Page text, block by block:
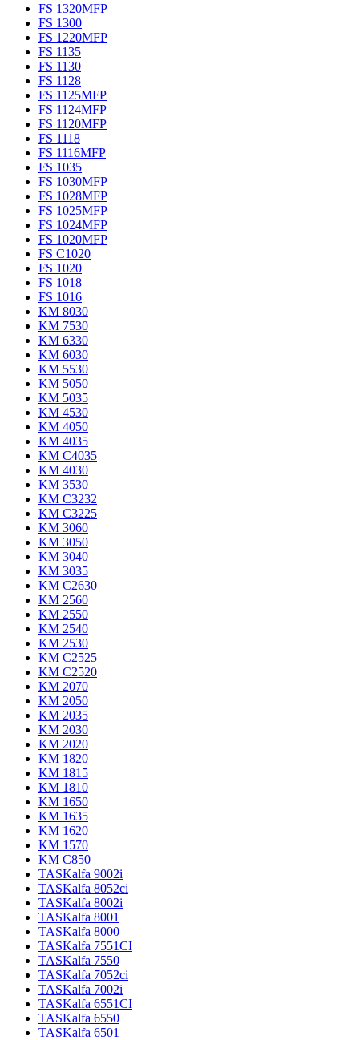
FS 1320MFP
FS 1300
FS 1220MFP
FS 1135
FS 1130
FS 1128
FS 1125MFP
FS 1124MFP
FS 1120MFP
FS 1118
FS 1116MFP
FS 1035
FS 1030MFP
FS 1028MFP
FS 1025MFP
FS 1024MFP
FS 1020MFP
FS C1020
FS 1020
FS 1018
FS 1016
KM 8030
KM 7530
KM 6330
KM 6030
KM 5530
KM 5050
KM 5035
KM 4530
KM 4050
KM 4035
KM C4035
KM 4030
KM 3530
KM C3232
KM C3225
KM 3060
KM 3050
KM 3040
KM 3035
KM C2630
KM 2560
KM 2550
KM 2540
KM 2530
KM C2525
KM C2520
KM 2070
KM 2050
KM 2035
KM 2030
KM 2020
KM 1820
KM 1815
KM 1810
KM 1650
KM 1635
KM 1620
KM 1570
KM C850
TASKalfa 9002i
TASKalfa 8052ci
TASKalfa 8002i
TASKalfa 8001
TASKalfa 8000
TASKalfa 7551CI
TASKalfa 7550
TASKalfa 7052ci
TASKalfa 7002i
TASKalfa 6551CI
TASKalfa 6550
TASKalfa 6501